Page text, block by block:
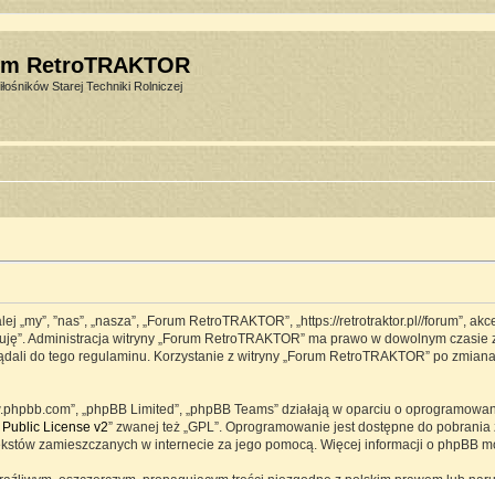
RetroTRAKTOR
Starej Techniki Rolniczej
„my”, ”nas”, „nasza”, „Forum RetroTRAKTOR”, „https://retrotraktor.pl//
Administracja witryny „Forum RetroTRAKTOR” ma prawo w dowolnym
do tego regulaminu. Korzystanie z witryny „Forum RetroTRAKTOR” po
„phpBB Limited”, „phpBB Teams” działają w oparciu o
License v2” zwanej też „GPL”. Oprogramowanie jest dostępne do
zamieszczanych w internecie za jego pomocą. Więcej informacji o phpBB